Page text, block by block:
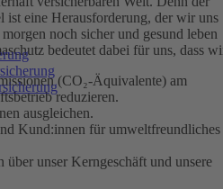
ist eine Herausforderung, der wir uns
noch sicher und gesund leben
bedeutet dabei für uns, dass
(CO₂-Äquivalente) am
reduzieren.
ausgleichen.
Kund:innen für umweltfreundliches
über unser Kerngeschäft und unsere